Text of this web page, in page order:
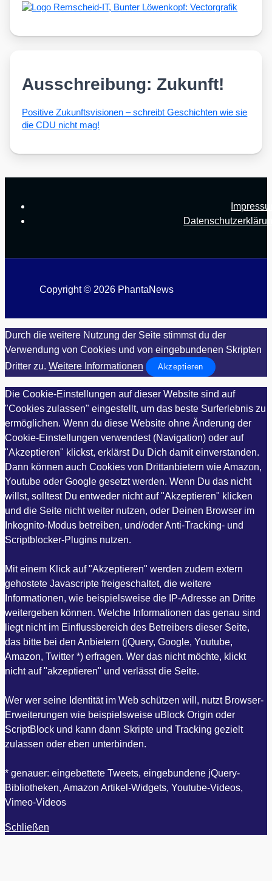
Ausschreibung: Zukunft!
Posi­ti­ve Zukunfts­vi­sio­nen – schreibt Geschich­ten wie sie
die CDU nicht mag!
Copyright © 2026 PhantaNews
Durch die weitere Nutzung der Seite stimmst du der
Verwendung von Cookies und von eingebundenen Skripten
Dritter zu. Weitere Informationen Akzeptieren
Die Cookie-Einstellungen auf dieser Website sind auf
"Cookies zulassen" eingestellt, um das beste Surferlebnis zu
ermöglichen. Wenn du diese Website ohne Änderung der
Cookie-Einstellungen verwendest (Navigation) oder auf
"Akzeptieren" klickst, erklärst Du Dich damit einverstanden.
Dann können auch Cookies von Drittanbietern wie Amazon,
Youtube oder Google gesetzt werden. Wenn Du das nicht
willst, solltest Du entweder nicht auf "Akzeptieren" klicken
und die Seite nicht weiter nutzen, oder Deinen Browser im
Inkognito-Modus betreiben, und/oder Anti-Tracking- und
Scriptblocker-Plugins nutzen.
Mit einem Klick auf "Akzeptieren" werden zudem extern
gehostete Javascripte freigeschaltet, die weitere
Informationen, wie beispielsweise die IP-Adresse an Dritte
weitergeben können. Welche Informationen das genau sind
liegt nicht im Einflussbereich des Betreibers dieser Seite,
das bitte bei den Anbietern (jQuery, Google, Youtube,
Amazon, Twitter *) erfragen. Wer das nicht möchte, klickt
nicht auf "akzeptieren" und verlässt die Seite.
Wer wer seine Identität im Web schützen will, nutzt Browser-
Erweiterungen wie beispielsweise uBlock Origin oder
ScriptBlock und kann dann Skripte und Tracking gezielt
zulassen oder eben unterbinden.
* genauer: eingebettete Tweets, eingebundene jQuery-
Bibliotheken, Amazon Artikel-Widgets, Youtube-Videos,
Vimeo-Videos
Schließen